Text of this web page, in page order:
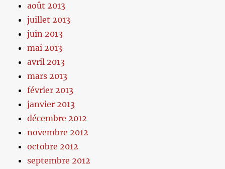
août 2013
juillet 2013
juin 2013
mai 2013
avril 2013
mars 2013
février 2013
janvier 2013
décembre 2012
novembre 2012
octobre 2012
septembre 2012